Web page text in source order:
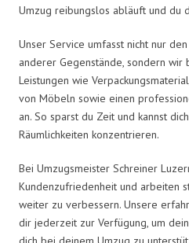
Umzug reibungslos abläuft und du
Unser Service umfasst nicht nur
anderer Gegenstände, sondern wir
Leistungen wie
von Möbeln sowie einen
an. So sparst du Zeit und kannst
Räumlichkeiten konzentrieren.
Bei Umzugsmeister Schreiner
Kundenzufriedenheit und arbeiten
weiter zu verbessern. Unsere
dir jederzeit zur Verfügung, um